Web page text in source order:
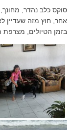
סוקס כלב נהדר,
אחר, חוץ מזה שעדיין
בזמן הטיולים, מצרפת